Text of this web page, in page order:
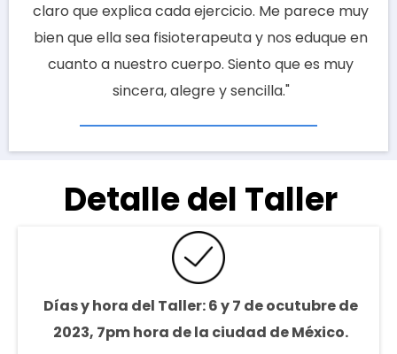
claro que explica cada ejercicio. Me parece muy
bien que ella sea fisioterapeuta y nos eduque en
cuanto a nuestro cuerpo. Siento que es muy
sincera, alegre y sencilla."
Detalle del Taller
Días y hora del Taller: 6 y 7 de ocutubre de
2023, 7pm hora de la ciudad de México.